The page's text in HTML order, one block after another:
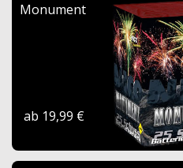
Monument
ab 19,99 €